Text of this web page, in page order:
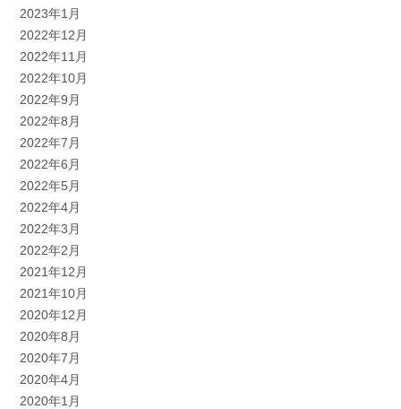
2023年1月
2022年12月
2022年11月
2022年10月
2022年9月
2022年8月
2022年7月
2022年6月
2022年5月
2022年4月
2022年3月
2022年2月
2021年12月
2021年10月
2020年12月
2020年8月
2020年7月
2020年4月
2020年1月